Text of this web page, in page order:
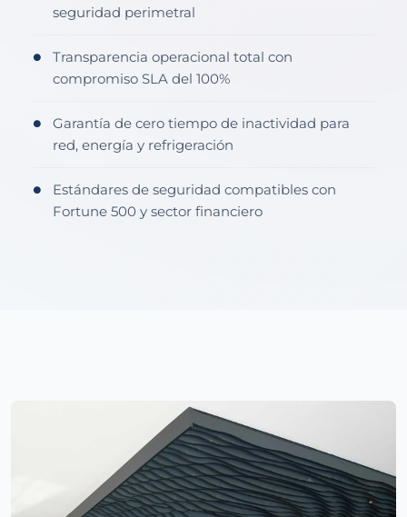
seguridad perimetral
●
Transparencia operacional total con
compromiso SLA del 100%
●
Garantía de cero tiempo de inactividad para
red, energía y refrigeración
●
Estándares de seguridad compatibles con
Fortune 500 y sector financiero